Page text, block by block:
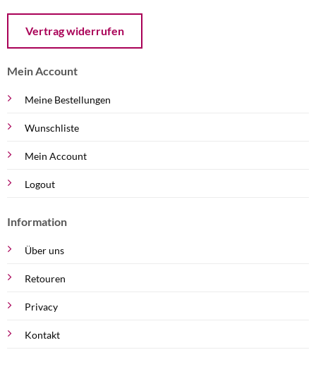
Vertrag widerrufen
Mein Account
Meine Bestellungen
Wunschliste
Mein Account
Logout
Information
Über uns
Retouren
Privacy
Kontakt